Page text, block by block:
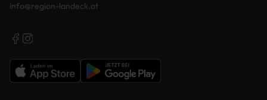
info@region-landeck.at